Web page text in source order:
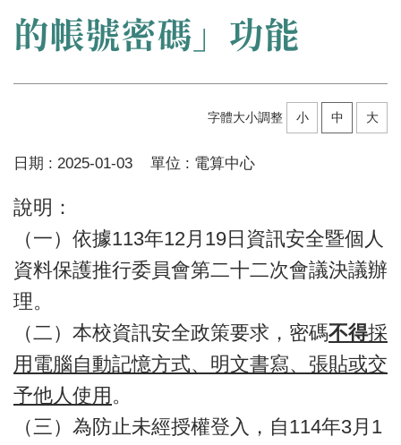
的帳號密碼」功能
字體大小調整 小 中 大
日期 : 2025-01-03 單位 : 電算中心
說明：
（一）依據113年12月19日資訊安全暨個人
資料保護推行委員會第二十二次會議決議辦
理。
（二）本校資訊安全政策要求，密碼不得採
用電腦自動記憶方式、明文書寫、張貼或交
予他人使用 。
（三）為防止未經授權登入，自114年3月1